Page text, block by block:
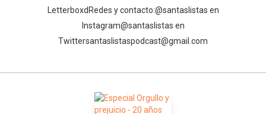
Letterboxd⁠⁠⁠⁠⁠⁠⁠⁠⁠⁠⁠⁠⁠⁠⁠⁠⁠⁠⁠⁠⁠⁠⁠⁠⁠⁠⁠⁠⁠⁠⁠⁠⁠⁠⁠Redes y contacto:⁠⁠⁠⁠⁠⁠⁠⁠⁠⁠⁠⁠⁠⁠⁠⁠⁠⁠⁠⁠⁠⁠⁠⁠⁠⁠⁠⁠⁠⁠⁠⁠⁠⁠⁠@santaslistas⁠⁠⁠⁠⁠⁠⁠⁠⁠⁠⁠⁠⁠⁠⁠⁠⁠⁠⁠⁠⁠⁠⁠⁠⁠⁠⁠⁠⁠⁠⁠⁠⁠⁠⁠ en
Instagram⁠⁠⁠⁠⁠⁠⁠⁠⁠⁠⁠⁠⁠⁠⁠⁠⁠⁠⁠⁠⁠⁠⁠⁠⁠⁠⁠⁠⁠⁠⁠⁠⁠⁠⁠@santaslistas⁠⁠⁠⁠⁠⁠⁠⁠⁠⁠⁠⁠⁠⁠⁠ en
Twitter⁠⁠⁠⁠⁠⁠⁠⁠⁠⁠⁠⁠⁠⁠⁠⁠⁠⁠⁠⁠⁠⁠⁠⁠⁠⁠⁠⁠⁠⁠⁠⁠⁠⁠⁠santaslistaspodcast@gmail.com⁠